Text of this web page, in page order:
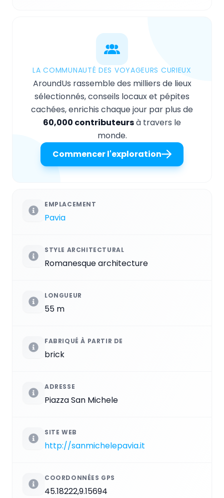
LA COMMUNAUTÉ DES VOYAGEURS CURIEUX
AroundUs rassemble des milliers de lieux
sélectionnés, conseils locaux et pépites
cachées, enrichis chaque jour par plus de
60,000 contributeursà travers le
monde.
Commencer l'exploration
EMPLACEMENT
Pavia
STYLE ARCHITECTURAL
Romanesque architecture
LONGUEUR
55 m
FABRIQUÉ À PARTIR DE
brick
ADRESSE
Piazza San Michele
SITE WEB
http://sanmichelepavia.it
COORDONNÉES GPS
45.18222,9.15694